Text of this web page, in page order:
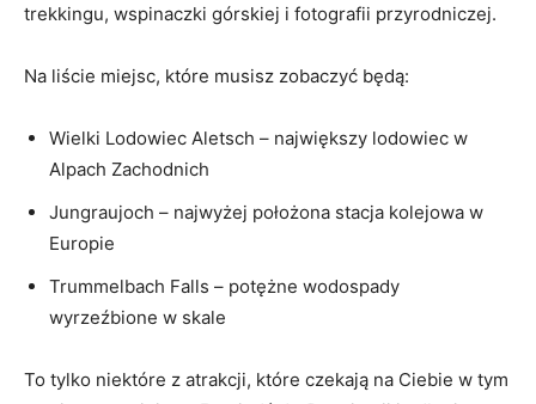
trekkingu, wspinaczki górskiej i fotografii przyrodniczej.
Na liście miejsc, które musisz zobaczyć będą:
Wielki Lodowiec Aletsch – największy lodowiec w
Alpach Zachodnich
Jungraujoch – najwyżej położona stacja kolejowa w
Europie
Trummelbach Falls – potężne wodospady
wyrzeźbione w skale
To tylko niektóre z atrakcji, które czekają na Ciebie w tym